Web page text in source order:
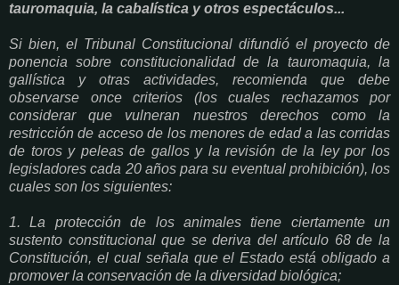
tauromaquia, la cabalística y otros espectáculos...
Si bien, el Tribunal Constitucional difundió el proyecto de
ponencia sobre constitucionalidad de la tauromaquia, la
gallística y otras actividades, recomienda que debe
observarse once criterios (los cuales rechazamos por
considerar que vulneran nuestros derechos como la
restricción de acceso de los menores de edad a las corridas
de toros y peleas de gallos y la revisión de la ley por los
legisladores cada 20 años para su eventual prohibición), los
cuales son los siguientes:
1. La protección de los animales tiene ciertamente un
sustento constitucional que se deriva del artículo 68 de la
Constitución, el cual señala que el Estado está obligado a
promover la conservación de la diversidad biológica;